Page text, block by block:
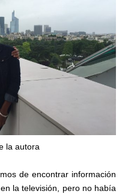
la autora
de encontrar información
la televisión, pero no había